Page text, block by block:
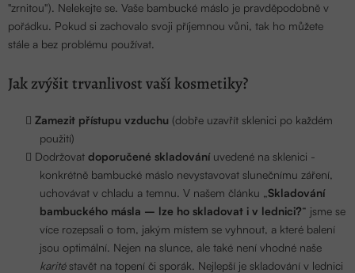
"zrnitou"). Nelekejte se. Vaše bambucké máslo je pravděpodobně v
pořádku. Pokud si zachovalo svoji příjemnou vůni, tak ho můžete
stále a bez problému používat.
Jak zvýšit trvanlivost vaší kosmetiky?
Zamezit přístupu vzduchu (dobře uzavřít sklenici po každém
použití)
Dodržovat doporučené skladováníuvedené na sklenici -
konkrétně bambucké máslo nevystavovat slunečnímu záření,
uchovávat v chladu a temnu. V našem článku „ Skladování
bambuckého másla – lze ho skladovat i v lednici?“ jsme se
více rozepsali o tom, jakým místem se vyhnout, a které balení
jsou optimální. Nejen na slunce, ale také není vhodné naše
karitéstavět na topení či sporák. Nejlepší je skladování v lednici